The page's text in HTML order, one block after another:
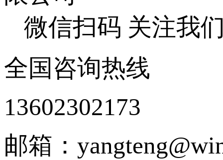
微信扫码 关注我
全国咨询热线
13602302173
邮箱：